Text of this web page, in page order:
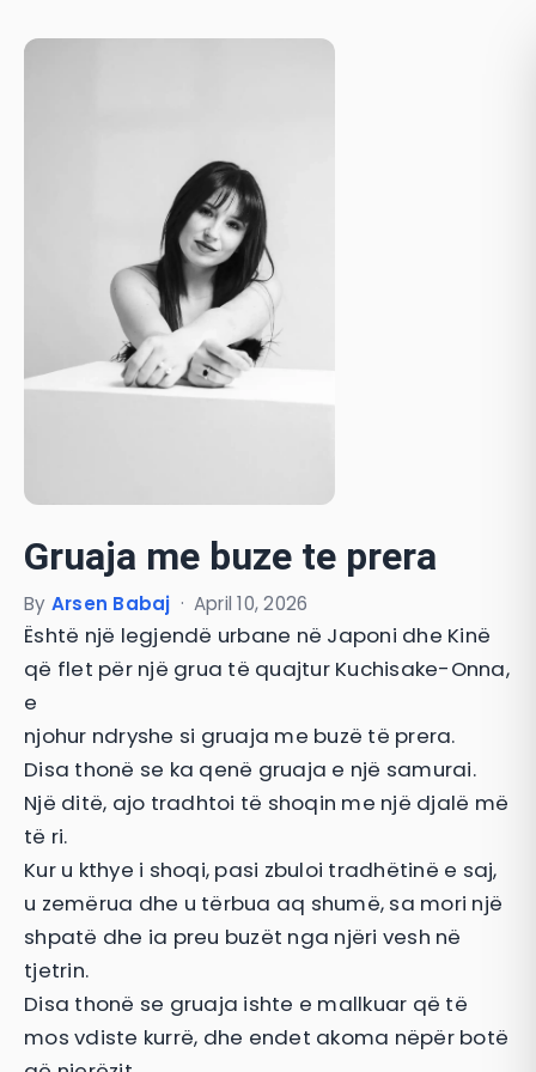
Gruaja me buze te prera
By Arsen Babaj · April 10, 2026
Është një legjendë urbane në Japoni dhe Kinë
që flet për një grua të quajtur Kuchisake-Onna,
e
njohur ndryshe si gruaja me buzë të prera.
Disa thonë se ka qenë gruaja e një samurai.
Një ditë, ajo tradhtoi të shoqin me një djalë më
të ri.
Kur u kthye i shoqi, pasi zbuloi tradhëtinë e saj,
u zemërua dhe u tërbua aq shumë, sa mori një
shpatë dhe ia preu buzët nga njëri vesh në
tjetrin.
Disa thonë se gruaja ishte e mallkuar që të
mos vdiste kurrë, dhe endet akoma nëpër botë